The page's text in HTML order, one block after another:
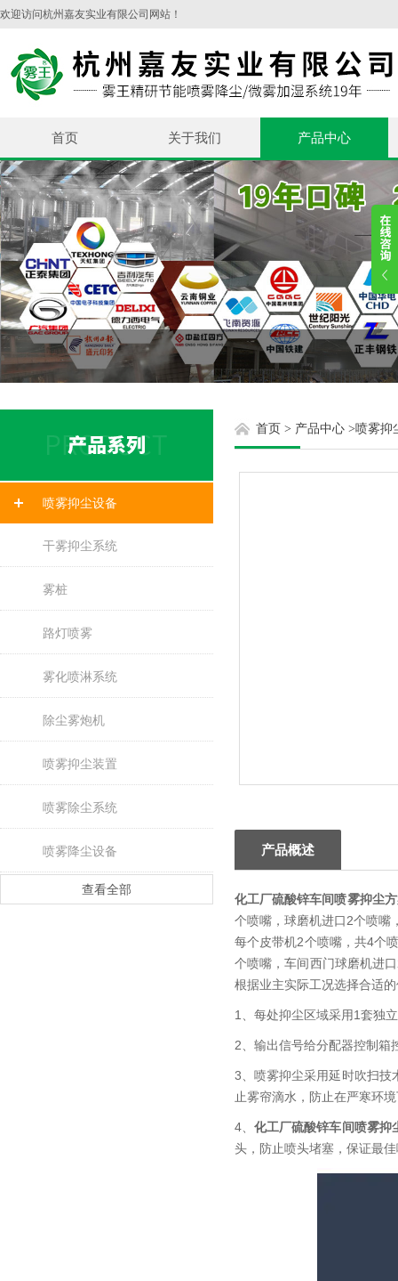
欢迎访问杭州嘉友实业有限公司网站！
首页 关于我们 产品中心
喷雾抑尘设备
干雾抑尘系统
雾桩
路灯喷雾
雾化喷淋系统
除尘雾炮机
喷雾抑尘装置
喷雾除尘系统
喷雾降尘设备
查看全部
首页 > 产品中心 >喷雾抑
产品概述
化工厂硫酸锌车间喷雾抑尘
个喷嘴，球磨机进口2个喷嘴
每个皮带机2个喷嘴，共4个
个喷嘴，车间西门球磨机进
根据业主实际工况选择合适
1、每处抑尘区域采用1套独
2、输出信号给分配器控制箱
3、喷雾抑尘采用延时吹扫技
止雾帘滴水，防止在严寒环
4、化工厂硫酸锌车间喷雾抑
头，防止喷头堵塞，保证最